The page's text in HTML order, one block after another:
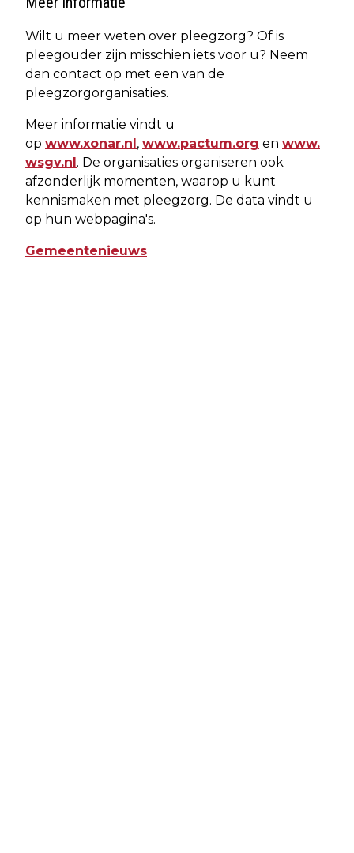
Wilt u meer weten over pleegzorg? Of is
pleegouder zijn misschien iets voor u? Neem
dan contact op met een van de
pleegzorgorganisaties.
Meer informatie vindt u
op www.xonar.nl, www.pactum.org en www.
wsgv.nl. De organisaties organiseren ook
afzonderlijk momenten, waarop u kunt
kennismaken met pleegzorg. De data vindt u
op hun webpagina's.
Gemeentenieuws